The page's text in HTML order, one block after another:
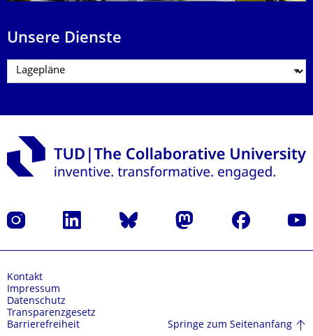
Unsere Dienste
Instagram LinkedIn Bluesky Mastodon Facebook
Kontakt
Impressum
Datenschutz
Transparenzgesetz
Barrierefreiheit
Springe zum Seitenanfang